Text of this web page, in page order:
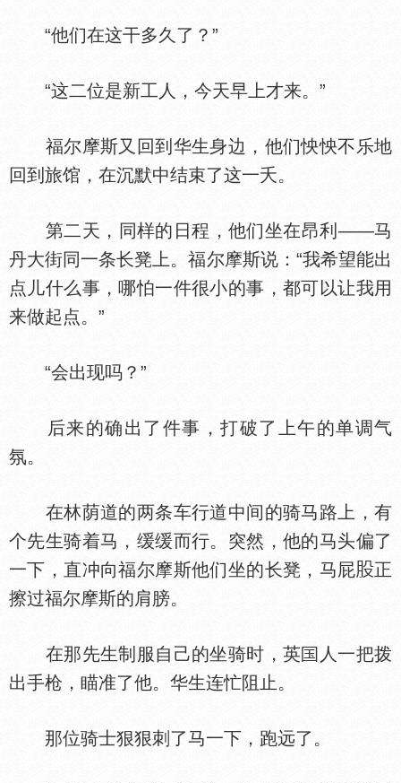
“他们在这干多久了？”
“这二位是新工人，今天早上才来。”
福尔摩斯又回到华生身边，他们怏怏不乐地
回到旅馆，在沉默中结束了这一夭。
第二天，同样的日程，他们坐在昂利——马
丹大街同一条长凳上。福尔摩斯说：“我希望能出
点儿什么事，哪怕一件很小的事，都可以让我用
来做起点。”
“会出现吗？”
后来的确出了件事，打破了上午的单调气
氛。
在林荫道的两条车行道中间的骑马路上，有
个先生骑着马，缓缓而行。突然，他的马头偏了
一下，直冲向福尔摩斯他们坐的长凳，马屁
正
擦过福尔摩斯的肩膀。
在那先生制服自己的坐骑时，英
人一把拨
出手枪，瞄准了他。华生连忙阻止。
那位骑士狠狠刺了马一下，跑远了。